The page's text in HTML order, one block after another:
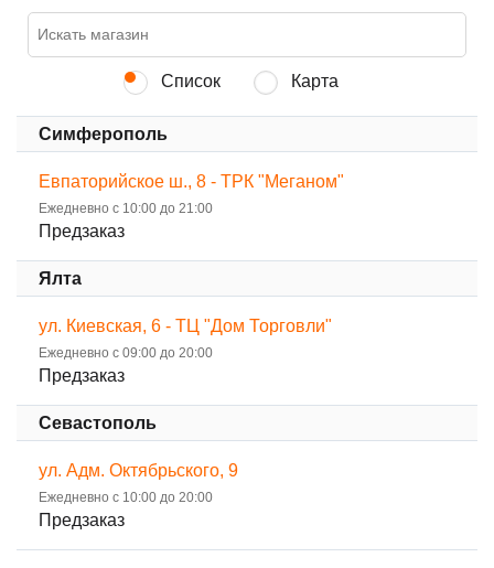
Список Карта
Симферополь
Евпаторийское ш., 8 - ТРК "Меганом"
Ежедневно с 10:00 до 21:00
Предзаказ
Ялта
ул. Киевская, 6 - ТЦ "Дом Торговли"
Ежедневно с 09:00 до 20:00
Предзаказ
Севастополь
ул. Адм. Октябрьского, 9
Ежедневно с 10:00 до 20:00
Предзаказ